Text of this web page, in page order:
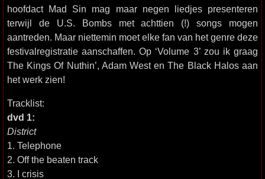
hoofdact Mad Sin mag maar negen liedjes presenteren
terwijl de U.S. Bombs met achttien (!) songs mogen
aantreden. Maar niettemin moet elke fan van het genre deze
festivalregistratie aanschaffen. Op ‘Volume 3’ zou ik graag
The Kings Of Nuthin’, Adam West en The Black Halos aan
het werk zien!
Tracklist:
dvd 1:
District
1. Telephone
2. Off the beaten track
3. I crisis